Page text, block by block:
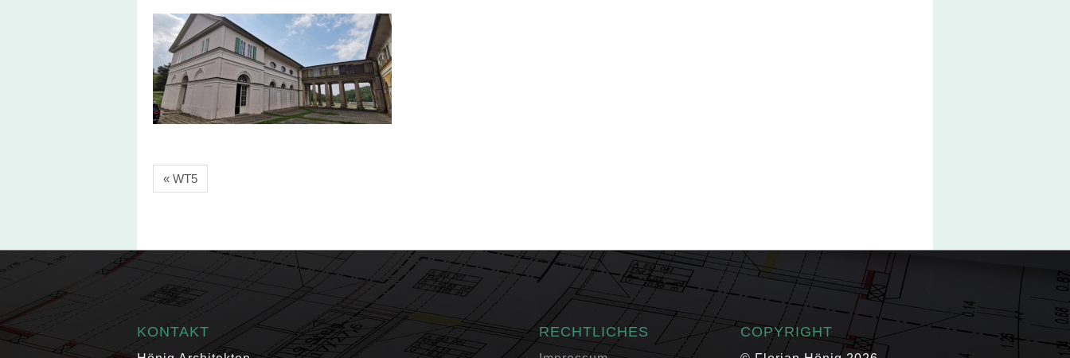
« WT5
KONTAKT RECHTLICHES COPYRIGHT